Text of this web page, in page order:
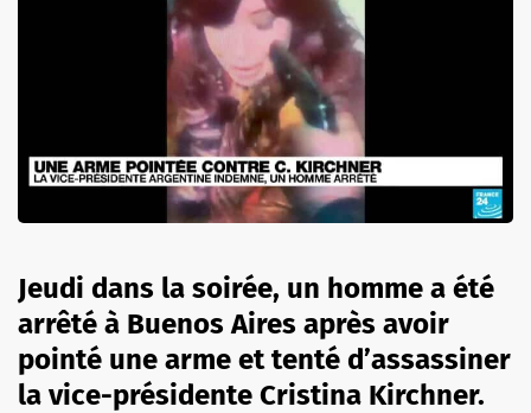
Jeudi dans la soirée, un homme a été
arrêté à Buenos Aires après avoir
pointé une arme et tenté d’assassiner
la vice-présidente Cristina Kirchner.